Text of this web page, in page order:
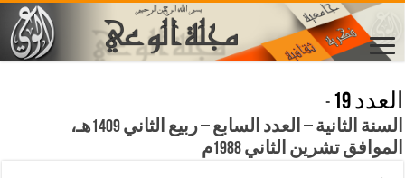
العدد 19
-
السنة الثانية – العدد السابع – ربيع الثاني 1409هـ،
الموافق تشرين الثاني 1988م